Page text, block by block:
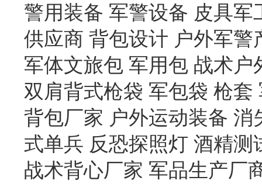
警用装备 军警设备 皮具军
供应商 背包设计 户外军警
军体文旅包 军用包 战术户
双肩背式枪袋 军包袋 枪套
背包厂家 户外运动装备 消
式单兵 反恐探照灯 酒精测
战术背心厂家 军品生产厂